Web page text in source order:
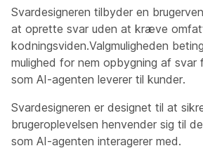
Svardesigneren tilbyder en
at oprette svar uden at kræve
kodningsviden.Valgmuligheden
mulighed for nem opbygning af svar
som AI-agenten leverer til kunder.
Svardesigneren er designet til at
brugeroplevelsen henvender sig til
som AI-agenten interagerer med.